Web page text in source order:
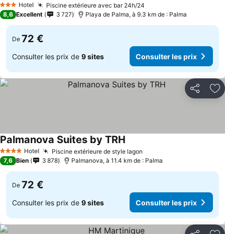
3 ÉtoilesHotel Piscine extérieure avec bar 24h/24
8,6 Excellent 3 727 Playa de Palma, à 9.3 km de : Palma
De 72 €
Consulter les prix de 9 sites Consulter les prix
Partager
4 Étoiles Hotel Piscine extérieure de style lagon
Palmanova Suites by TRH
7,6 Bien 3 878 Palmanova, à 11.4 km de : Palma
De 72 €
Consulter les prix de 9 sites Consulter les prix